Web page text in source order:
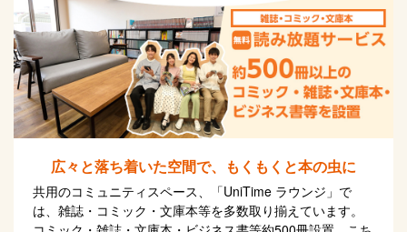
広々と落ち着いた空間で、もくもくと本の虫に
共用のコミュニティスペース、「UniTime ラウンジ」で
は、雑誌・コミック・文庫本等を多数取り揃えています。